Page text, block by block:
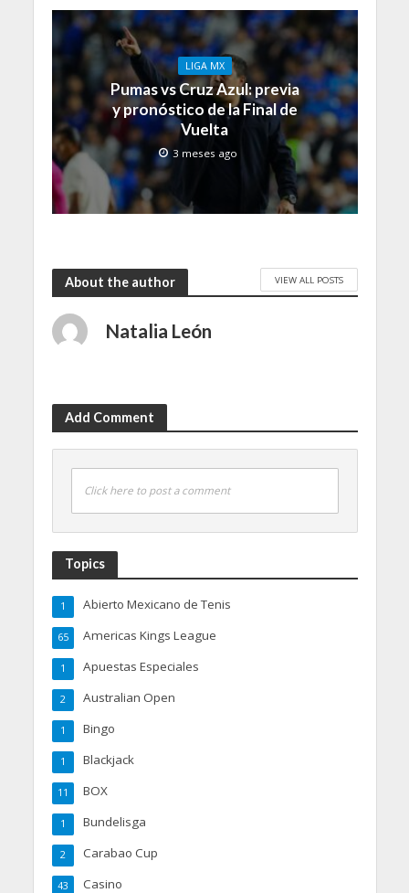
LIGA MX
Pumas vs Cruz Azul: previa
y pronóstico de la Final de
Vuelta
3 meses ago
About the author VIEW ALL POSTS
Natalia León
Add Comment
Click here to post a comment
Topics
Abierto Mexicano de Tenis
1
Americas Kings League
65
Apuestas Especiales
1
Australian Open
2
Bingo
1
Blackjack
1
BOX
11
Bundelisga
1
Carabao Cup
2
Casino
43